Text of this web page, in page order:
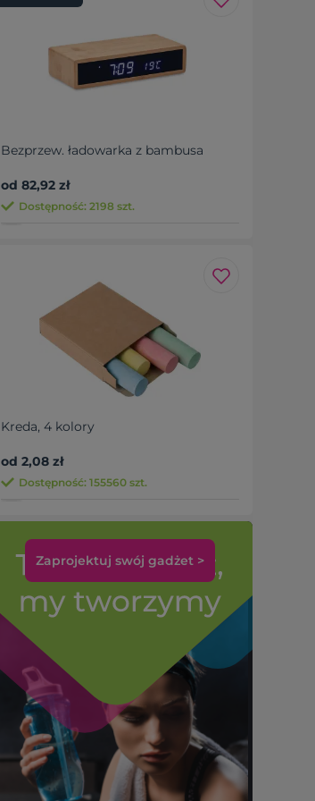
Bezprzew. ładowarka z bambusa
od 82,92 zł
Dostępność: 2198 szt.
Kreda, 4 kolory
od 2,08 zł
Dostępność: 155560 szt.
Zaprojektuj swój gadżet >